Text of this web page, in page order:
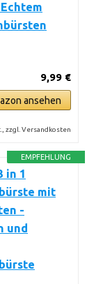
9,99 €
ansehen
zzgl. Versandkosten
EMPFEHLUNG
in 1
mit
-
und